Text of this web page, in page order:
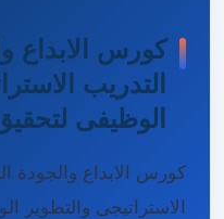
كورس الابداع
التدريب
الوظيفى
كورس الابداع والجودة
الاستراتيجى والتطوير